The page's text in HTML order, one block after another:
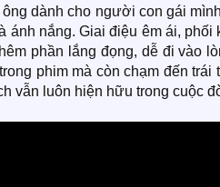
dành cho người con gái
ánh nắng. Giai điệu êm ái, phối
phần lắng đọng, dễ đi vào
phim mà còn chạm đến trái
vẫn luôn hiện hữu trong cuộc